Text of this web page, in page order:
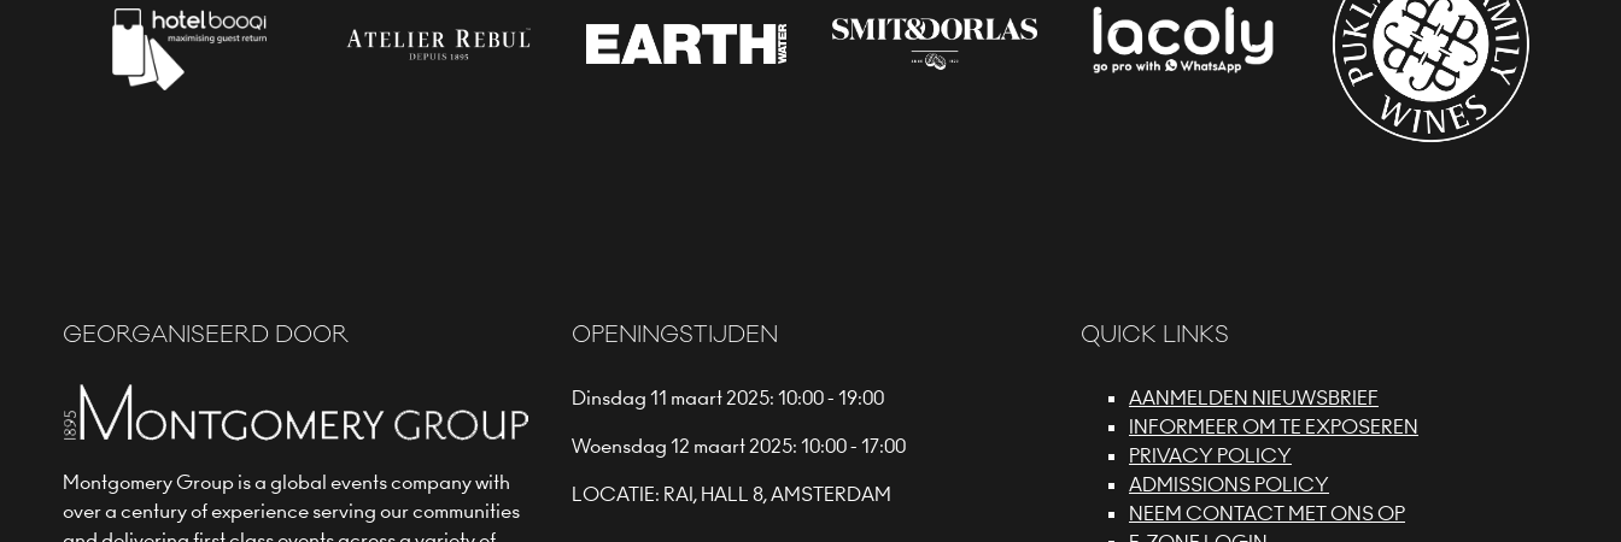
GEORGANISEERD DOOR
Montgomery Group is a global events company with
over a century of experience serving our communities
OPENINGSTIJDEN
Dinsdag 11 maart 2025: 10:00 - 19:00
Woensdag 12 maart 2025: 10:00 - 17:00
LOCATIE: RAI, HALL 8, AMSTERDAM
QUICK LINKS
AANMELDEN NIEUWSBRIEF
INFORMEER OM TE EXPOSEREN
PRIVACY POLICY
ADMISSIONS POLICY
NEEM CONTACT MET ONS OP